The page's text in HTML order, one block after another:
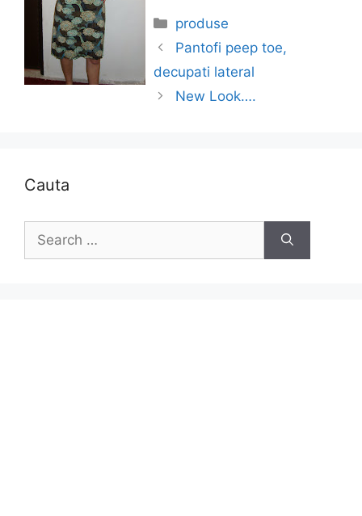
Categories
produse
Pantofi peep toe,
decupati lateral
New Look….
Cauta
for: